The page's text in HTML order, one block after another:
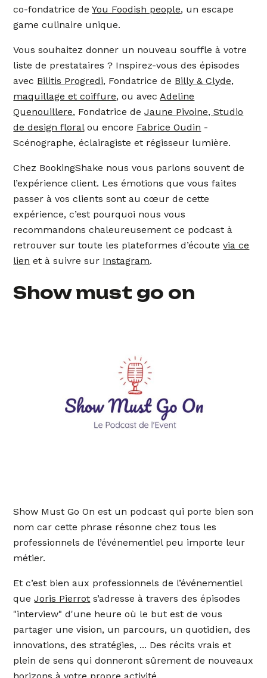
co-fondatrice deYou Foodish people, un escape
game culinaire unique.
Vous souhaitez donner un nouveau souffle à votre
liste de prestataires ? Inspirez-vous des épisodes
avec Bilitis Progredi, Fondatrice de Billy & Clyde,
maquillage et coiffure, ou avecAdeline
Quenouillere, Fondatrice deJaune Pivoine, Studio
de design floralou encore Fabrice Oudin -
Scénographe, éclairagiste et régisseur lumière.
Chez BookingShake nous vous parlons souvent de
l’expérience client. Les émotions que vous faites
passer à vos clients sont au cœur de cette
expérience, c’est pourquoi nous vous
recommandons chaleureusement ce podcast à
retrouver sur toute les plateformes d’écoutevia ce
lien et à suivre sur Instagram.
Show must go on
Show Must Go On est un podcast qui porte bien son
nom car cette phrase résonne chez tous les
professionnels de l’événementiel peu importe leur
métier.
Et c’est bien aux professionnels de l’événementiel
queJoris Pierrot s’adresse à travers des épisodes
"interview" d'une heure où le but est de vous
partager une vision, un parcours, un quotidien, des
innovations, des stratégies, ... Des récits vrais et
plein de sens qui donneront sûrement de nouveaux